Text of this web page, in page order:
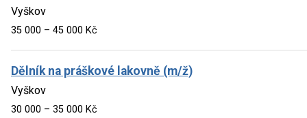
Vyškov
35 000 – 45 000 Kč
Dělník na práškové lakovně (m/ž)
Vyškov
30 000 – 35 000 Kč